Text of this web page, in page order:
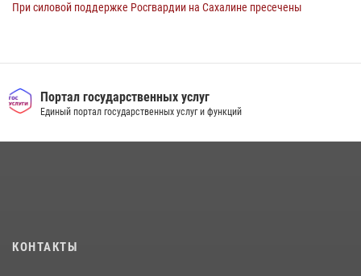
При силовой поддержке Росгвардии на Сахалине пресечены
оружия и 63 патрона
08 июля 2026, 06:41
пунктов
Портал государственных услуг
Единый портал государственных услуг и функций
КОНТАКТЫ